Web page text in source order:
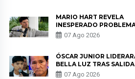
MARIO HART REVELA
INESPERADO
SALUD ANTES DE
KORINA: “ME
07 Ago 2026
ÓSCAR JUNIOR
BELLA LUZ TRAS SALIDA
PADRE POR POLÉMICA
07 Ago 2026